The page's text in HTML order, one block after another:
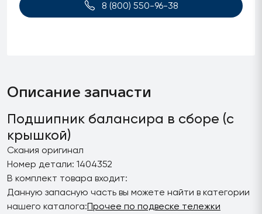
8 (800) 550-96-38
Описание запчасти
Подшипник балансира в сборе (с
крышкой)
Скания оригинал
Номер детали: 1404352
В комплект товара входит:
Данную запасную часть вы можете найти в категории
нашего каталога:Прочее по подвеске тележки